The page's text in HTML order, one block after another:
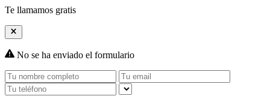
Te llamamos gratis
No se ha enviado el formulario